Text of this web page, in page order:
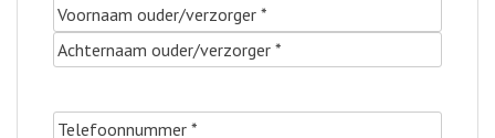
Gegevens
ouder/verzorger(Vereist)
Voornaam
Telefoonnummer(Vereist)